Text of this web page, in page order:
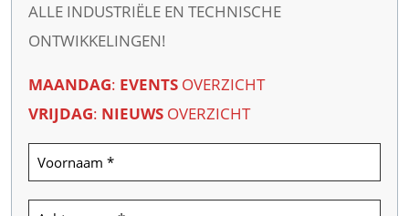
ALLE INDUSTRIËLE EN TECHNISCHE
ONTWIKKELINGEN!
MAANDAG: EVENTS OVERZICHT
VRIJDAG: NIEUWS OVERZICHT